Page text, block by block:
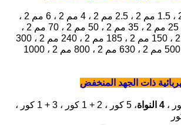
0.75 مم 2 ، 1 مم 2 ، 1.5 مم 2 ، 2.5 مم 2 ، 4 مم 2 ، 6 مم 2 ،
10 م 2 ، 16 مم 2 ، 25 مم 2 ، 35 مم 2 ، 50 مم 2 ، 70 مم 2 ،
95 مم 2 ، 120 مم 2 ، 150 مم 2 ، 185 مم 2 ، 240 مم 2 ، 300
مم 2 ، 400 مم 2 ، 500 مم 2 ، 630 مم 2 ، 800 مم 2 ، 1000
ذات الجهد المنخفض
4 النواة
، 5 كور ، 2 + 1 كور ، 3 + 1 كور ،